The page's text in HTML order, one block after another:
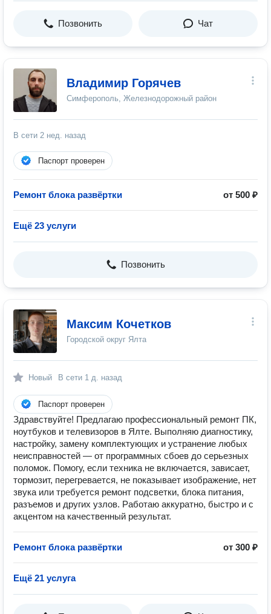
Позвонить Чат
Владимир Горячев
Симферополь, Железнодорожный район
В сети 2 нед. назад
Паспорт проверен
Ремонт блока развёртки от 500 ₽
Ещё 23 услуги
Позвонить
Максим Кочетков
Городской округ Ялта
Новый В сети 1 д. назад
Паспорт проверен
Здравствуйте! Предлагаю профессиональный ремонт ПК,
ноутбуков и телевизоров в Ялте. Выполняю диагностику,
настройку, замену комплектующих и устранение любых
неисправностей — от программных сбоев до серьезных
поломок. Помогу, если техника не включается, зависает,
тормозит, перегревается, не показывает изображение, нет
звука или требуется ремонт подсветки, блока питания,
разъемов и других узлов. Работаю аккуратно, быстро и с
акцентом на качественный результат.
Ремонт блока развёртки от 300 ₽
Ещё 21 услуга